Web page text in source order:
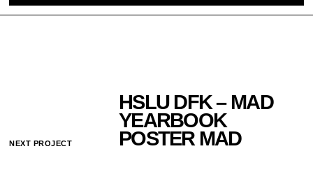
NEXT PROJECT
HSLU DFK – MAD
YEARBOOK
POSTER MAD